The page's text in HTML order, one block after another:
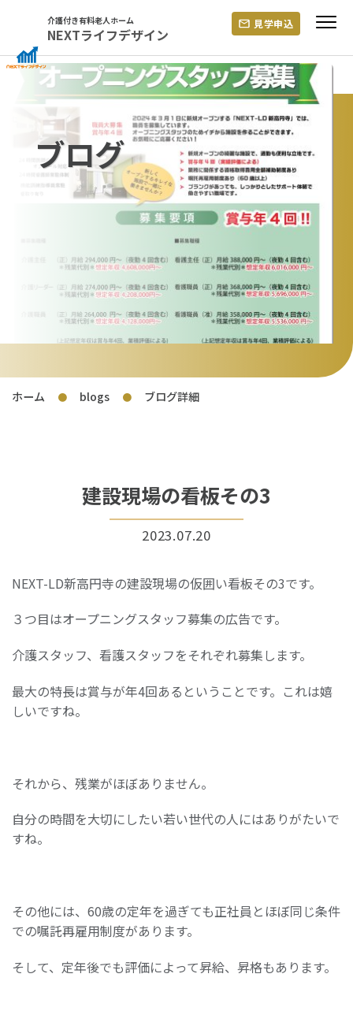
content
介護付き有料老人ホーム
NEXTライフデザイン
見学申込
ブログ
ホーム ● blogs ● ブログ詳細
建設現場の看板その3
2023.07.20
NEXT-LD新高円寺の建設現場の仮囲い看板その3です。
３つ目はオープニングスタッフ募集の広告です。
介護スタッフ、看護スタッフをそれぞれ募集します。
最大の特長は賞与が年4回あるということです。これは嬉
しいですね。
それから、残業がほぼありません。
自分の時間を大切にしたい若い世代の人にはありがたいで
すね。
その他には、60歳の定年を過ぎても正社員とほぼ同じ条件
での嘱託再雇用制度があります。
そして、定年後でも評価によって昇給、昇格もあります。